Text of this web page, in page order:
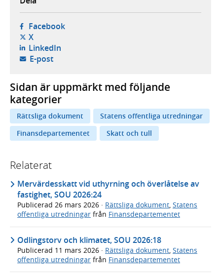
Facebook- öppnas i ny flik, extern webbplats,
X- öppnas i ny flik, extern webbplats,
LinkedIn- öppnas i ny flik, extern webbplats,
E-post- öppnar din e-postklient,
Sidan är uppmärkt med följande
kategorier
Rättsliga dokument
Statens offentliga utredningar
Finansdepartementet
Skatt och tull
Relaterat
Mervärdesskatt vid uthyrning och överlåtelse av
fastighet, SOU 2026:24
Publicerad 26 mars 2026 · Rättsliga dokument, Statens
offentliga utredningar från Finansdepartementet
Odlingstorv och klimatet, SOU 2026:18
Publicerad 11 mars 2026 · Rättsliga dokument, Statens
offentliga utredningar från Finansdepartementet